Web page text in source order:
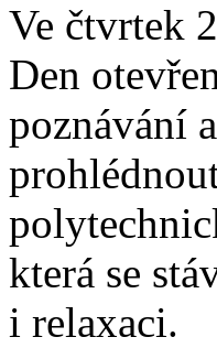
Ve čtvrtek
Den
poznávání
která se
i relaxaci.